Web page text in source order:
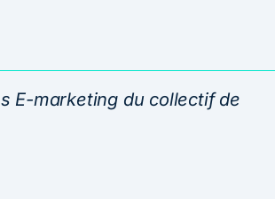
E-marketing du collectif de